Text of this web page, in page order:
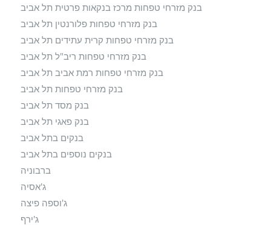
בנק מזרחי טפחות מרכז בנקאות פרטית תל אביב
בנק מזרחי טפחות פלורנטין תל אביב
בנק מזרחי טפחות קרית עתידים תל אביב
בנק מזרחי טפחות ריב"ל תל אביב
בנק מזרחי טפחות רמת אביב תל אביב
בנק מזרחי טפחות תל אביב
בנק מסד תל אביב
בנק פאגי תל אביב
בנקים בתל אביב
בנקים נוספים בתל אביב
ברבוניה
ג'אסיה
ג'וספה פיצה
ג'ירף